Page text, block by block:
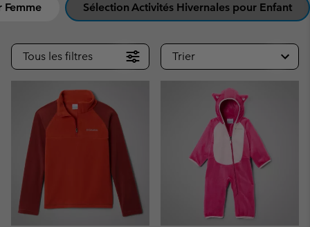
SEARCH
Femme Sélection Activités Hivernales pour Enfant
Tous les filtres Trier